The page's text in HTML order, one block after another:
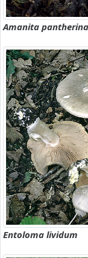
Amanita pantherina
Entoloma lividum